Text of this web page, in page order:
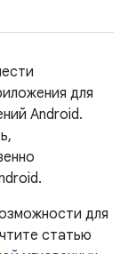
для
Android.
для
статью